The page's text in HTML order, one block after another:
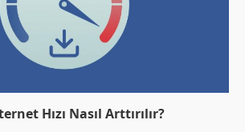
Hızı Nasıl Arttırılır?